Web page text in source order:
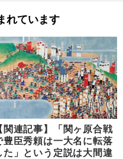
れています
関連記事】「関ヶ原合戦
豊臣秀頼は一大名に転落
た」という定説は大間違